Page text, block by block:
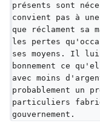
présents sont
convient pas à
que réclament
les pertes
ses moyens. Il
bonnement ce
avec moins
probablement un
particuliers
gouvernement.